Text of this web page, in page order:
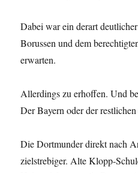
Dabei war ein derart
Borussen und dem
erwarten.
Allerdings zu erhoffen. Und
Der Bayern oder der
Die Dortmunder direkt nach
zielstrebiger. Alte Klopp-